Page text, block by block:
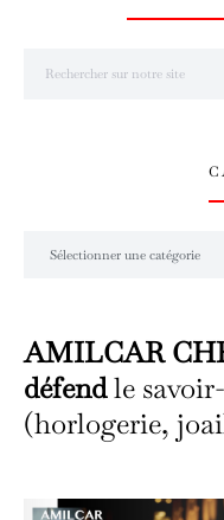
AMILCAR
défendle
(horlogerie,